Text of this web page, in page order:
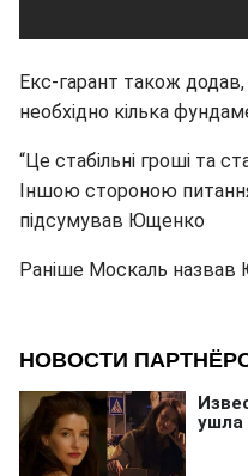
Екс-гарант також
необхідно кілька
“Це стабільні гроші та
Іншою стороною
підсумував Ющенко
Раніше Москаль назвав